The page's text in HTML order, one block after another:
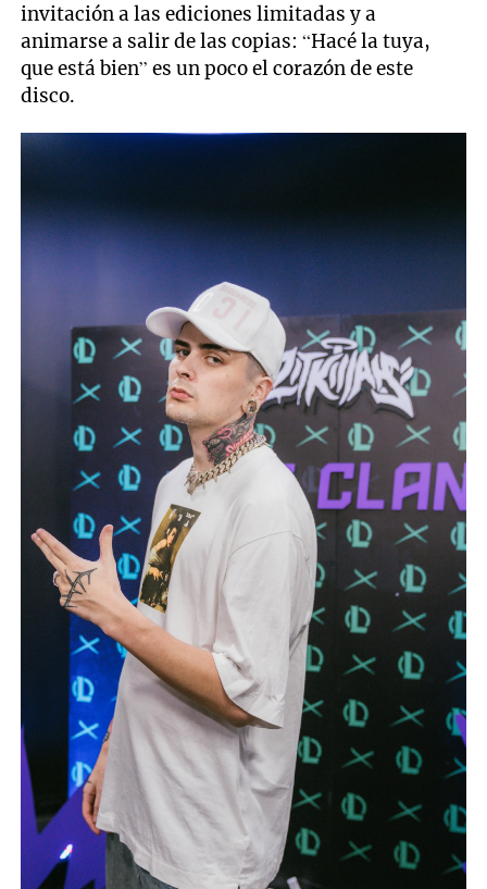
invitación a las ediciones limitadas y a
animarse a salir de las copias: “Hacé la tuya,
que está bien” es un poco el corazón de este
disco.